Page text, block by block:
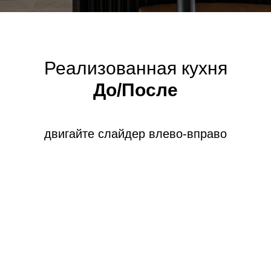
Реализованная кухня
До/После
двигайте слайдер влево-вправо